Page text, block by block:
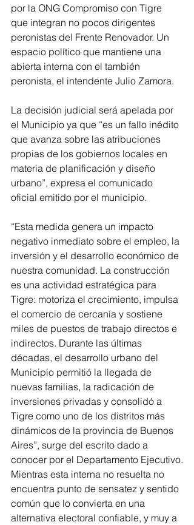
por la ONG Compromiso con Tigre
que integran no pocos dirigentes
peronistas del Frente Renovador. Un
espacio político que mantiene una
abierta interna con el también
peronista, el intendente Julio Zamora.
La decisión judicial será apelada por
el Municipio ya que “es un fallo inédito
que avanza sobre las atribuciones
propias de los gobiernos locales en
materia de planificación y diseño
urbano”, expresa el comunicado
oficial emitido por el municipio.
“Esta medida genera un impacto
negativo inmediato sobre el empleo, la
inversión y el desarrollo económico de
nuestra comunidad. La construcción
es una actividad estratégica para
Tigre: motoriza el crecimiento, impulsa
el comercio de cercanía y sostiene
miles de puestos de trabajo directos e
indirectos. Durante las últimas
décadas, el desarrollo urbano del
Municipio permitió la llegada de
nuevas familias, la radicación de
inversiones privadas y consolidó a
Tigre como uno de los distritos más
dinámicos de la provincia de Buenos
Aires”, surge del escrito dado a
conocer por el Departamento Ejecutivo.
Mientras esta interna no resuelta no
encuentra punto de sensatez y sentido
común que lo convierta en una
alternativa electoral confiable, y muy a